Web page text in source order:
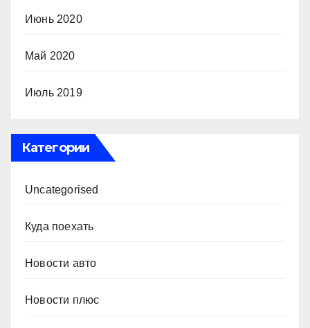
Июнь 2020
Май 2020
Июль 2019
Категории
Uncategorised
Куда поехать
Новости авто
Новости плюс